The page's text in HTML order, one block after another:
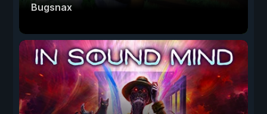
Bugsnax